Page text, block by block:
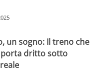
un sogno: Il treno che
porta dritto sotto